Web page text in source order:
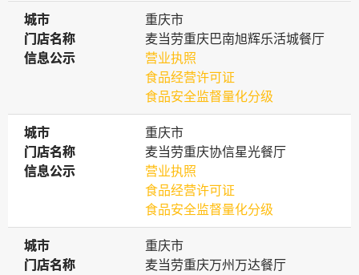
城市
城市
重庆市
门店名称
门店名称
麦当劳重庆巴南旭辉乐活城餐厅
信息公示
信息公示
营业执照
食品经营许可证
食品安全监督量化分级
城市
城市
重庆市
门店名称
门店名称
麦当劳重庆协信星光餐厅
信息公示
信息公示
营业执照
食品经营许可证
食品安全监督量化分级
城市
城市
重庆市
门店名称
门店名称
麦当劳重庆万州万达餐厅